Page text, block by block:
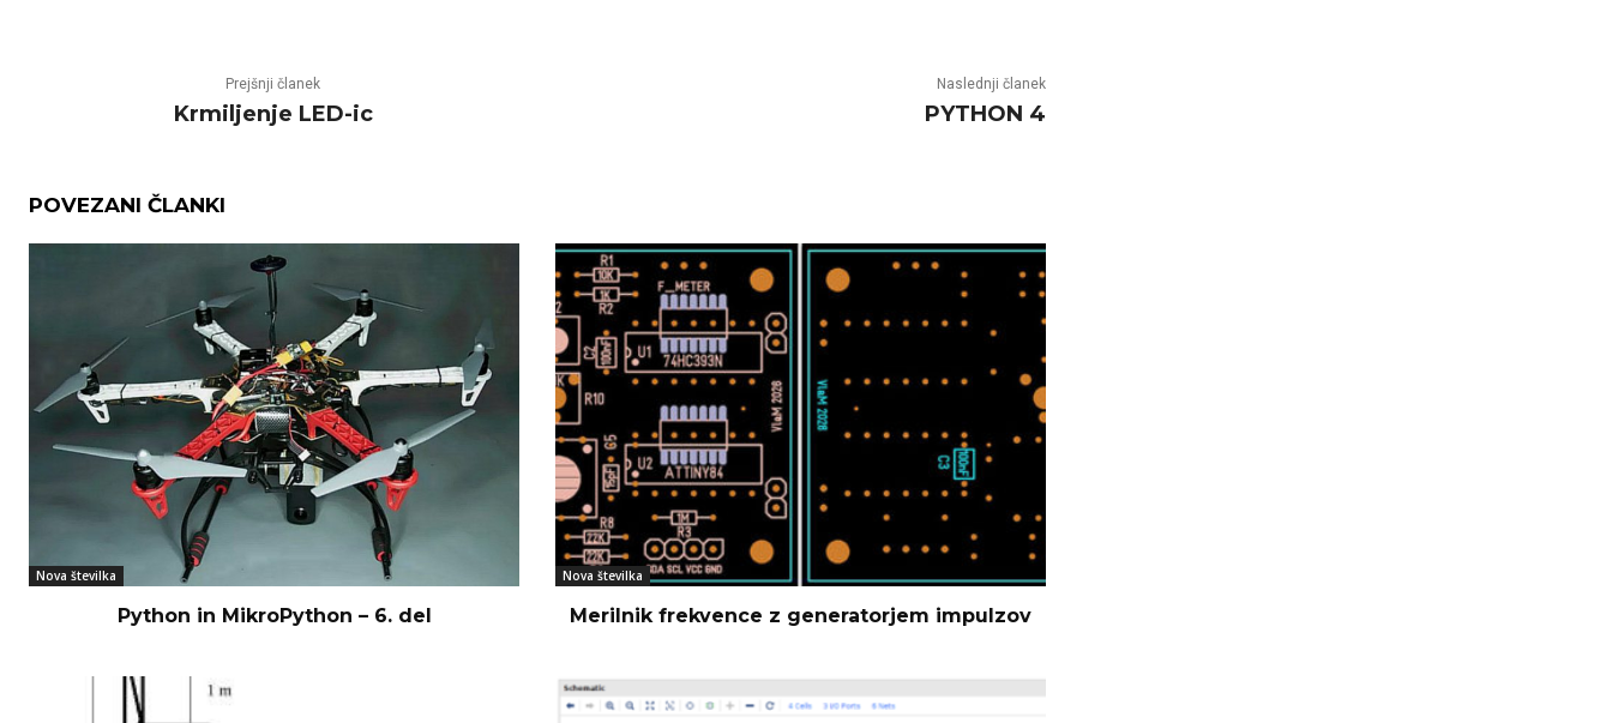
Prejšnji članek
Krmiljenje LED-ic
Naslednji članek
PYTHON 4
POVEZANI ČLANKI
Nova številka
Python in MikroPython – 6. del
Nova številka
Merilnik frekvence z generatorjem impulzov